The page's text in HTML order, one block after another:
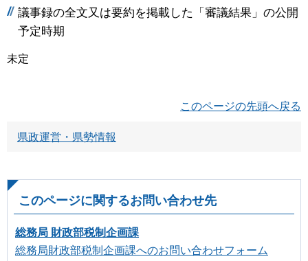
議事録の全文又は要約を掲載した「審議結果」の公開
予定時期
未定
このページの先頭へ戻る
県政運営・県勢情報
このページに関するお問い合わせ先
総務局 財政部税制企画課
総務局財政部税制企画課へのお問い合わせフォーム